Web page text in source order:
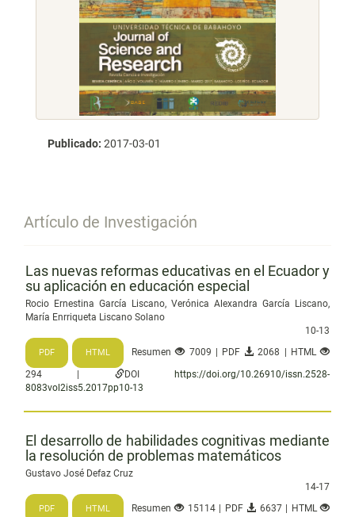
Publicado: 2017-03-01
Artículo de Investigación
Las nuevas reformas educativas en el Ecuador y
su aplicación en educación especial
Rocio Ernestina García Liscano, Verónica Alexandra García Liscano,
María Enrriqueta Liscano Solano
10-13
PDF HTML Resumen 7009 | PDF
2068 | HTML
294 |
DOI
https://doi.org/10.26910/issn.2528-
8083vol2iss5.2017pp10-13
El desarrollo de habilidades cognitivas mediante
la resolución de problemas matemáticos
Gustavo José Defaz Cruz
14-17
PDF HTML Resumen 15114 | PDF
6637 | HTML